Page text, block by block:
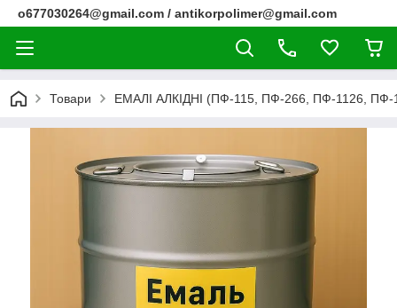
o677030264@gmail.com / antikorpolimer@gmail.com
Товари ЕМАЛІ АЛКІДНІ (ПФ-115, ПФ-266, ПФ-1126,